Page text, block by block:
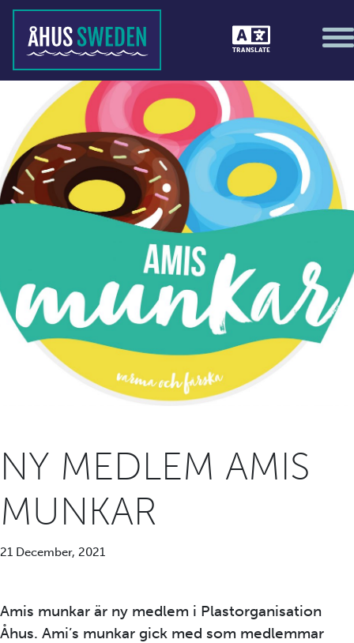
TRANSLATE
NY MEDLEM AMIS
MUNKAR
21 December, 2021
Amis munkar är ny medlem i Plastorganisation
Åhus. Ami’s munkar gick med som medlemmar